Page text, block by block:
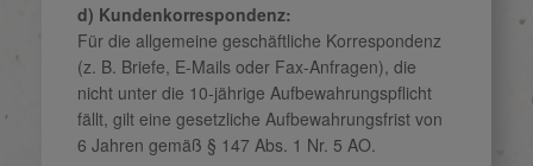
d) Kundenkorrespondenz:
Für die allgemeine geschäftliche Korrespondenz
(z. B. Briefe, E-Mails oder Fax-Anfragen), die
nicht unter die 10-jährige Aufbewahrungspflicht
fällt, gilt eine gesetzliche Aufbewahrungsfrist von
6 Jahren gemäß § 147 Abs. 1 Nr. 5 AO.